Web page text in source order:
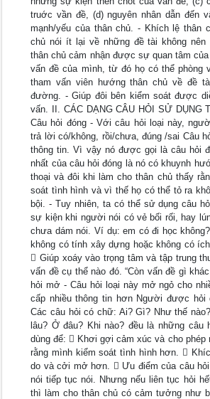
truớc vần đề, (d) nguyên nhân dẫn đến
mạnh/yếu của thân chủ. - Khích lệ thân
chủ nói ít lại về những đề tài không nên
thân chủ cảm nhận được sự quan tâm
vấn đề của mình, từ đó họ có thể phòng
tham vấn viên hướng thân chủ về đề
đường. - Giúp đôi bên kiểm soát được
vấn. II. CÁC DẠNG CÂU HỎI SỬ DỤNG
Câu hỏi đóng - Với câu hỏi loại này,
trả lời có/không, rồi/chưa, đúng /sai Câu
thông tin. Vì vậy nó được gọi là câu hỏi
nhất của câu hỏi đóng là nó có khuynh
thoại và đôi khi làm cho thân chủ thấy
soát tình hình và vì thế họ có thể tỏ ra
bội. - Tuy nhiên, ta có thể sử dụng câu
sự kiện khi người nói có vẻ bối rối, hay
chưa dám nói. Ví dụ: em có đi học
không có tính xây dựng hoặc không có
 Giúp xoáy vào trọng tâm và tập trung
vấn đề cụ thể nào đó. “Còn vấn đề gì
hỏi mở - Câu hỏi loại này mở ngỏ cho
cấp nhiều thông tin hơn Người được hỏi
Các câu hỏi có chữ: Ai? Gì? Như thế
lâu? Ở đâu? Khi nào? đều là những
dùng để:  Khơi gợi cảm xúc và cho phép
rằng mình kiểm soát tình hình hơn. 
do và cởi mở hơn.  Ưu điểm của câu
nói tiếp tục nói. Nhưng nếu liên tục hỏi
thì làm cho thân chủ có cảm tưởng như